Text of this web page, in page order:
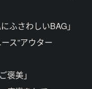
ふさわしいBAG」
ス”アウター
褒美」